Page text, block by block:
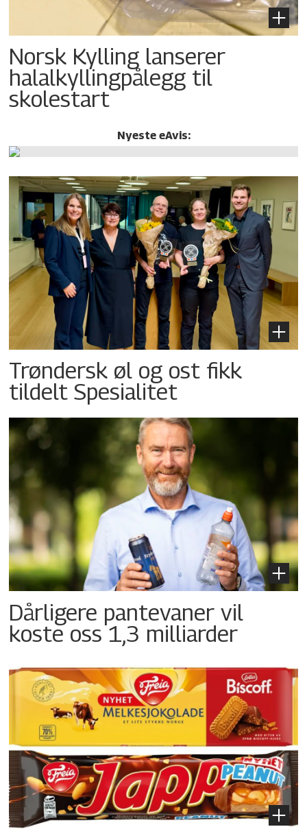
Norsk Kylling lanserer
halalkylling­pålegg til
skolestart
Nyeste eAvis:
Trøndersk øl og ost fikk
tildelt Spesialitet
Dårligere pantevaner vil
koste oss 1,3 milliarder